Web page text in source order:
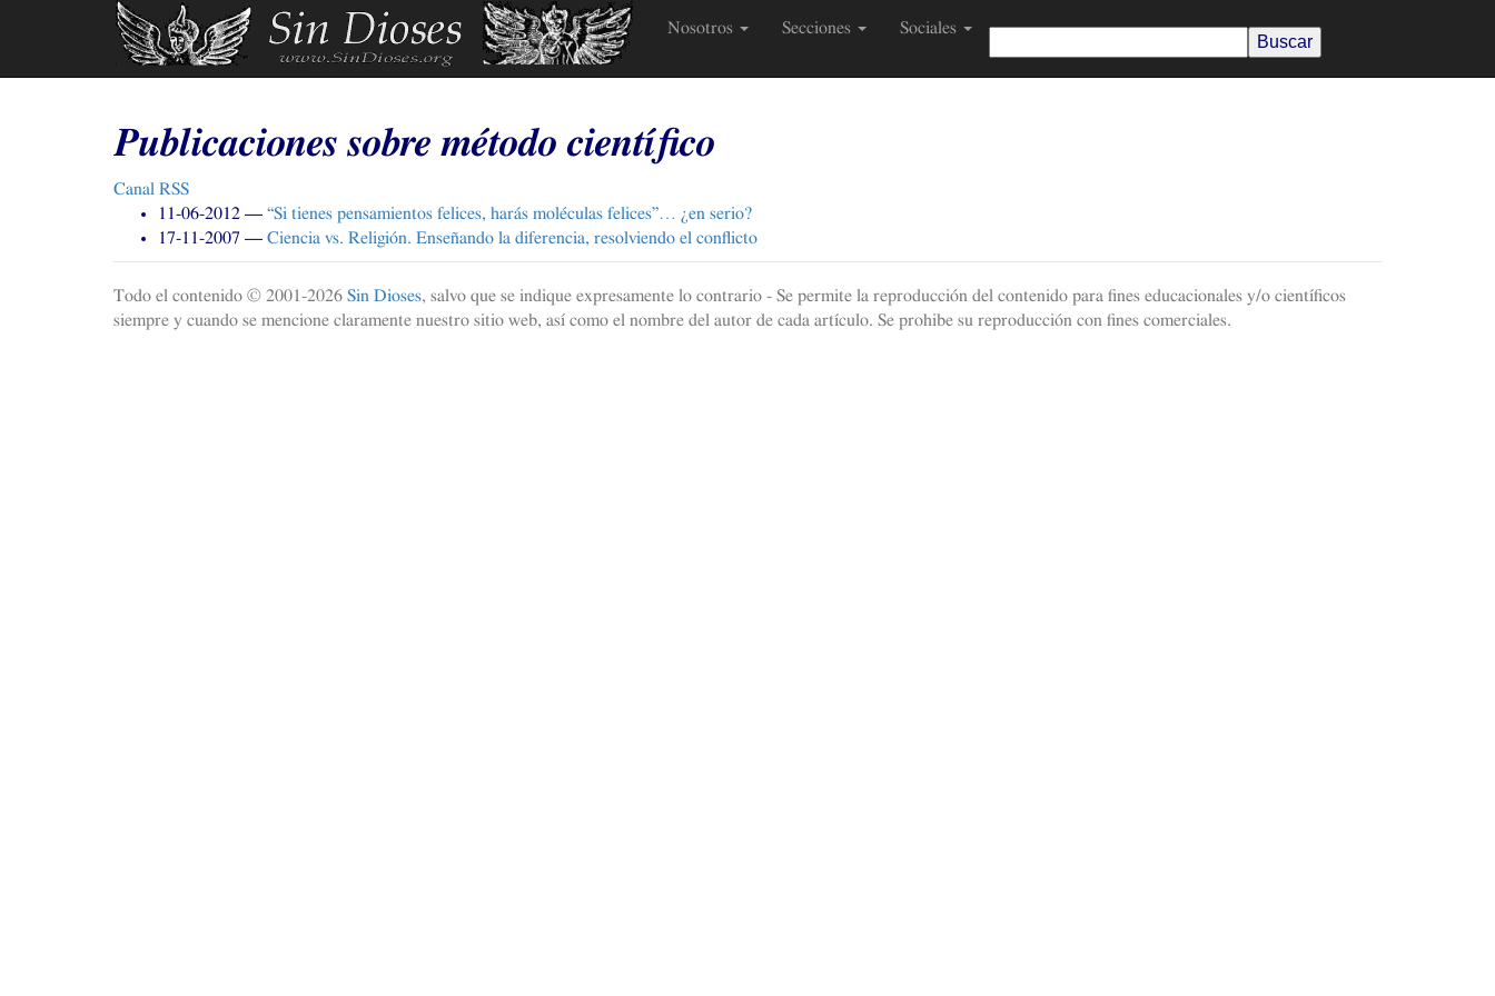
Nosotros Secciones Sociales
Publicaciones sobre método científico
Canal RSS
11-06-2012
“Si tienes pensamientos felices, harás moléculas felices”… ¿en serio?
17-11-2007
Ciencia vs. Religión. Enseñando la diferencia, resolviendo el conflicto
Todo el contenido © 2001-2026 Sin Dioses, salvo que se indique expresamente lo contrario - Se permite la reproducción del contenido para fines educacionales y/o científicos
siempre y cuando se mencione claramente nuestro sitio web, así como el nombre del autor de cada artículo. Se prohibe su reproducción con fines comerciales.